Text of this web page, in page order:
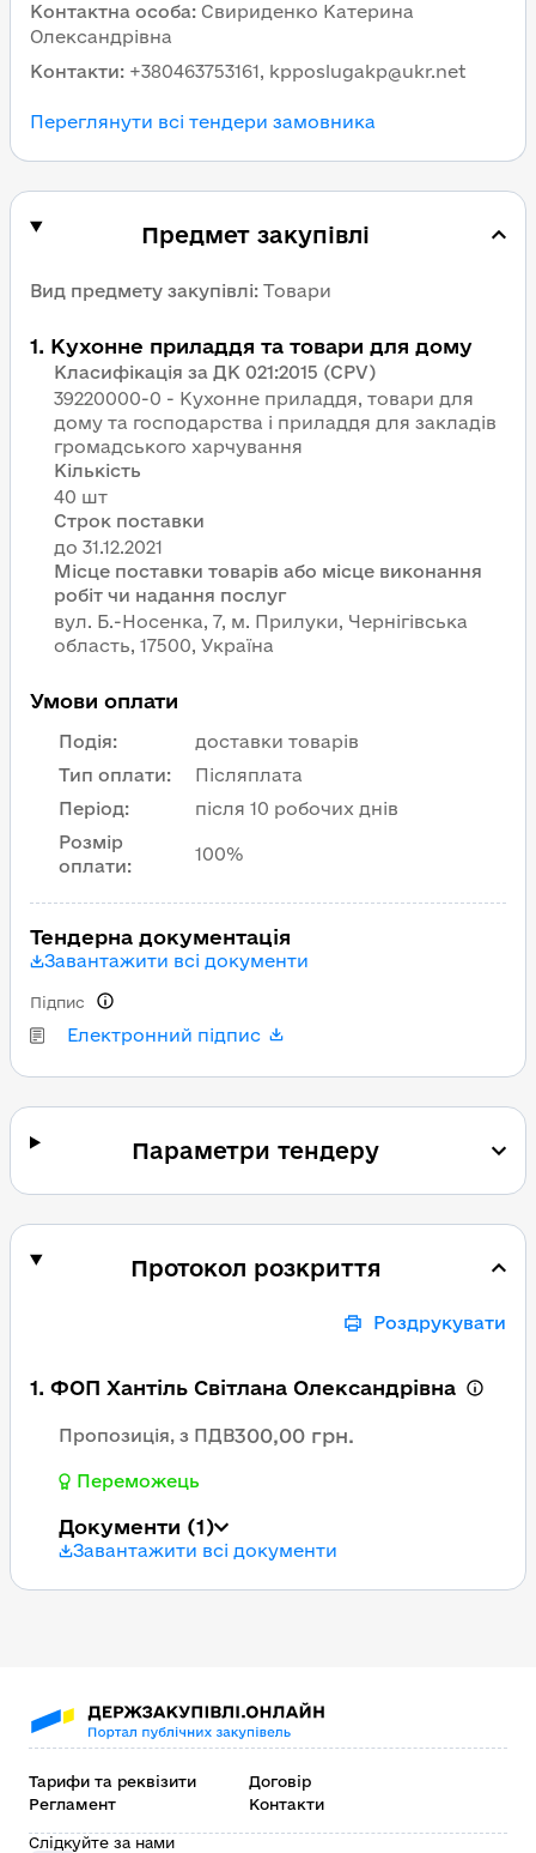
Контактна особа: Свириденко Катерина
Олександрівна
Контакти: +380463753161, kpposlugakp@ukr.net
Переглянути всі тендери замовника
Предмет закупівлі
Вид предмету закупівлі: Товари
1. Кухонне приладдя та товари для дому
Класифікація за ДК 021:2015 (CPV)
39220000-0 - Кухонне приладдя, товари для
дому та господарства і приладдя для закладів
громадського харчування
Кількість
40 шт
Строк поставки
Місце поставки товарів або місце виконання
робіт чи надання послуг
вул. Б.-Носенка, 7, м. Прилуки, Чернігівська
область, 17500, Україна
Умови оплати
Подія:
доставки товарів
Тип оплати:
Післяплата
Період:
після 10 робочих днів
Розмір
оплати:
100%
Тендерна документація
Завантажити всі документи
Електронний підпис
Підпис
Параметри тендеру
Протокол розкриття
Роздрукувати
1. ФОП Хантіль Світлана Олександрівна
Пропозиція, з ПДВ300,00 грн.
Переможець
Документи (1)
Завантажити всі документи
Тарифи та реквізити
Договір
Регламент
Контакти
Слідкуйте за нами